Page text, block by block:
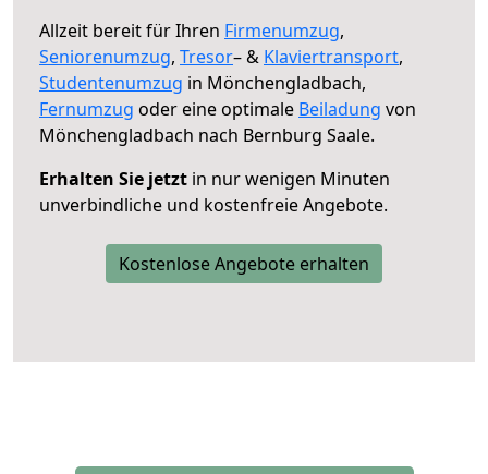
Allzeit bereit für Ihren Firmenumzug,
Seniorenumzug, Tresor– & Klaviertransport,
Studentenumzug in Mönchengladbach,
Fernumzug oder eine optimale Beiladung von
Mönchengladbach nach Bernburg Saale.
Erhalten Sie jetzt in nur wenigen Minuten
unverbindliche und kostenfreie Angebote.
Kostenlose Angebote erhalten